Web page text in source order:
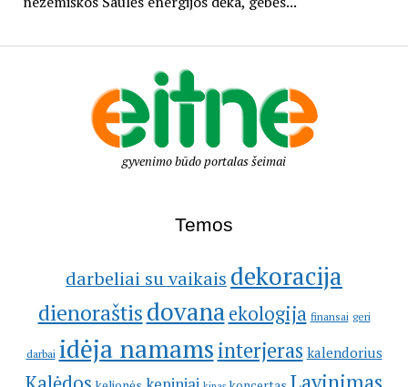
gyvenimo būdo portalas šeimai
Temos
darbeliai su vaikais dekoracija
dienoraštisdovana ekologija finansai geri
darbai idėja namams interjeras kalendorius
Lavinimas